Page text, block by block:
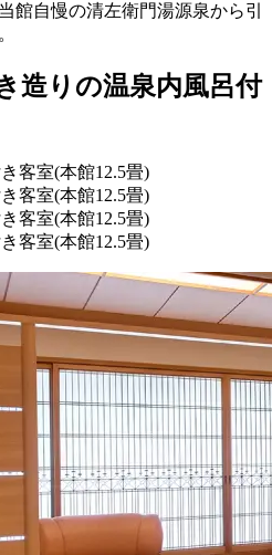
館自慢の清左衛門湯源泉から引
造りの温泉内風呂付